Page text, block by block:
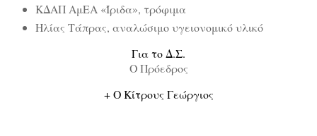
ΚΔΑΠ ΑμΕΑ «Ίριδα», τρόφιμα
Ηλίας Τάπρας, αναλώσιμο υγειονομικό υλικό
Για το Δ.Σ.
Ο Πρόεδρος
+ Ο Κίτρους Γεώργιος